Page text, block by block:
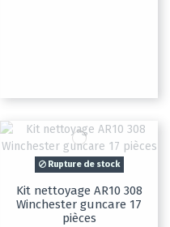
Rupture de stock
Kit nettoyage AR10 308
Winchester guncare 17
pièces